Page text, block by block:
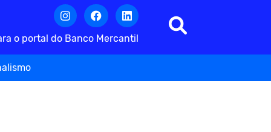
o portal do Banco Mercantil